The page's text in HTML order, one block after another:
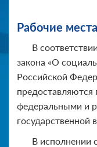
Рабочие
В
закона «О
Российской
предоставляются
федеральными и
государственной
В исполнении